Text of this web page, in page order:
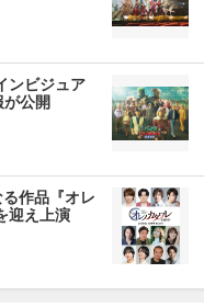
ンビジュア
が公開
作品『オレ
迎え上演